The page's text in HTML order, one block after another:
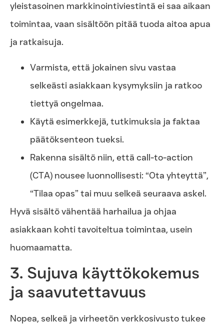
yleistasoinen markkinointiviestintä ei saa aikaan
toimintaa, vaan sisältöön pitää tuoda aitoa apua
ja ratkaisuja.
Varmista, että jokainen sivu vastaa
selkeästi asiakkaan kysymyksiin ja ratkoo
tiettyä ongelmaa.
Käytä esimerkkejä, tutkimuksia ja faktaa
päätöksenteon tueksi.
Rakenna sisältö niin, että call-to-action
(CTA) nousee luonnollisesti: “Ota yhteyttä”,
“Tilaa opas” tai muu selkeä seuraava askel.
Hyvä sisältö vähentää harhailua ja ohjaa
asiakkaan kohti tavoiteltua toimintaa, usein
huomaamatta.
3. Sujuva käyttökokemus
ja saavutettavuus
Nopea, selkeä ja virheetön verkkosivusto tukee